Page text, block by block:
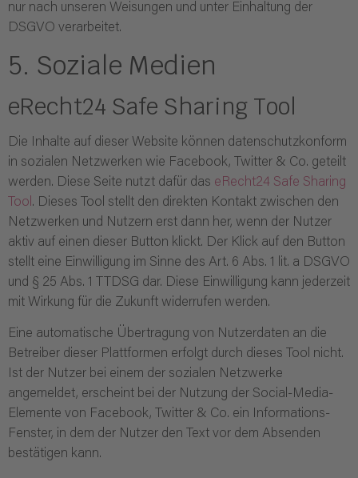
nur nach unseren Weisungen und unter Einhaltung der
DSGVO verarbeitet.
5. Soziale Medien
eRecht24 Safe Sharing Tool
Die Inhalte auf dieser Website können datenschutzkonform
in sozialen Netzwerken wie Facebook, Twitter & Co. geteilt
werden. Diese Seite nutzt dafür das eRecht24 Safe Sharing
Tool. Dieses Tool stellt den direkten Kontakt zwischen den
Netzwerken und Nutzern erst dann her, wenn der Nutzer
aktiv auf einen dieser Button klickt. Der Klick auf den Button
stellt eine Einwilligung im Sinne des Art. 6 Abs. 1 lit. a DSGVO
und § 25 Abs. 1 TTDSG dar. Diese Einwilligung kann jederzeit
mit Wirkung für die Zukunft widerrufen werden.
Eine automatische Übertragung von Nutzerdaten an die
Betreiber dieser Plattformen erfolgt durch dieses Tool nicht.
Ist der Nutzer bei einem der sozialen Netzwerke
angemeldet, erscheint bei der Nutzung der Social-Media-
Elemente von Facebook, Twitter & Co. ein Informations-
Fenster, in dem der Nutzer den Text vor dem Absenden
bestätigen kann.